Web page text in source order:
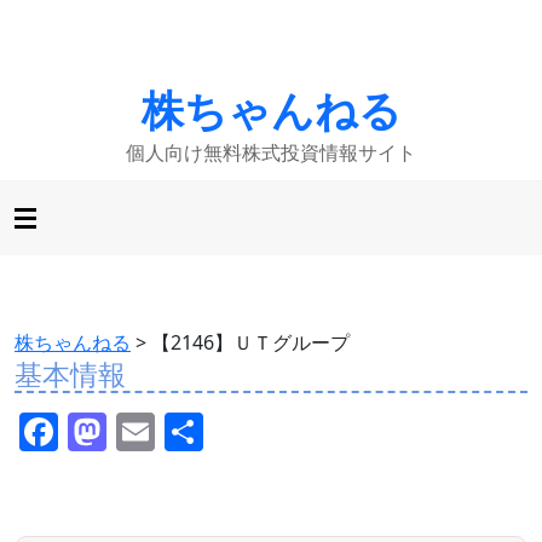
株ちゃんねる
個人向け無料株式投資情報サイト
株ちゃんねる > 【2146】ＵＴグループ
基本情報
F M E